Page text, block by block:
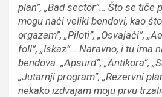
plan”, „Bad sector”… Što se tiče
mogu naći veliki bendovi, kao
orgazam”, „Piloti”, „Osvajači”,
foll”, „Iskaz”… Naravno, i tu ima
bendova: „Apsurd”, „Antikora”,
„Jutarnji program”, „Rezervni
nekako izdvajam moju prvu